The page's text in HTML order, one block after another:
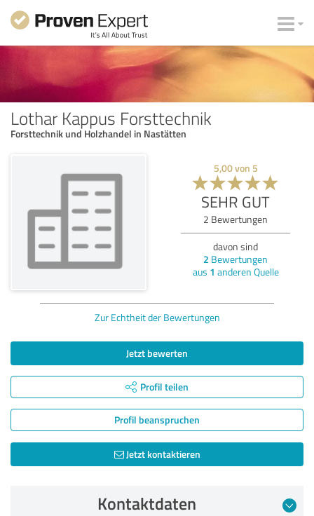
Lothar Kappus Forsttechnik
Forsttechnik und Holzhandel in Nastätten
5,00von 5
SEHR GUT
2 Bewertungen
davon sind
2 Bewertungen
aus 1 anderen Quelle
Zur Echtheit der Bewertungen
Jetzt bewerten
Profil teilen
Profil beanspruchen
Jetzt kontaktieren
Kontaktdaten